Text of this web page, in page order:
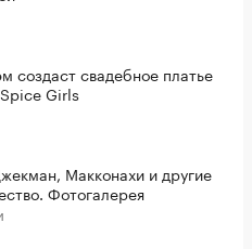
создаст свадебное платье
Girls
Макконахи и другие
Фотогалерея